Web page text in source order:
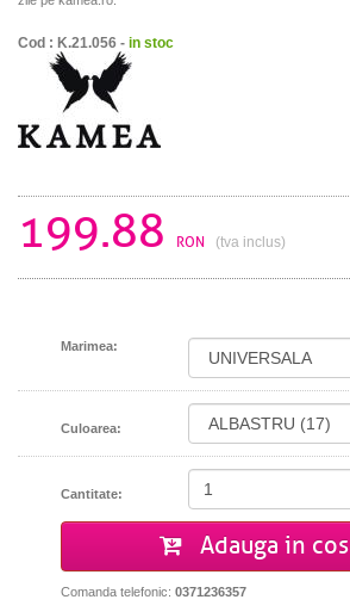
Cod : K.21.056 - in stoc
199.88 RON (tva inclus)
Marimea:
Culoarea:
Cantitate:
Adauga in cos
Comanda telefonic: 0371236357